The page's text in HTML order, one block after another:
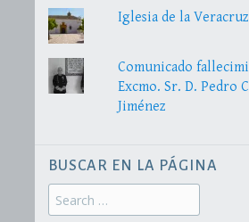
Iglesia de la Veracruz
Comunicado
Excmo. Sr. D. Pedro
Jiménez
BUSCAR EN LA PÁGINA
Search
for: